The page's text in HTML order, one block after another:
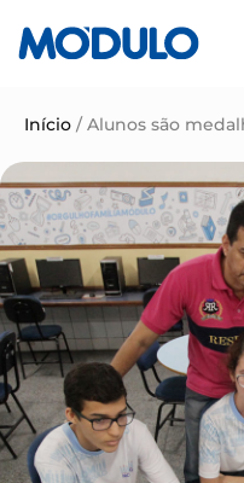
Início /Alunos são